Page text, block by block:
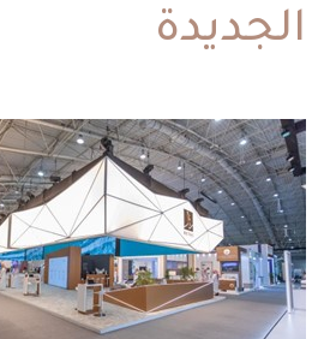
الجديدة